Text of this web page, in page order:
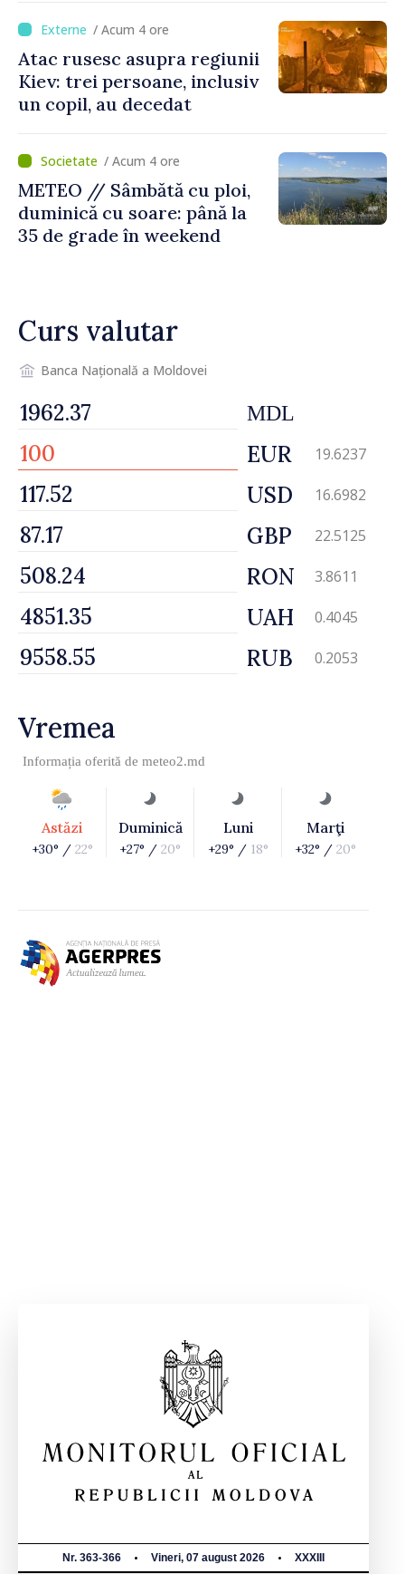
de țara de origine
/ Acum 4 ore
Atac rusesc asupra regiunii
Kiev: trei persoane, inclusiv
un copil, au decedat
/ Acum 4 ore
METEO // Sâmbătă cu ploi,
duminică cu soare: până la
35 de grade în weekend
Curs valutar
Banca Națională a Moldovei
MDL
EUR 19.6237
USD 16.6982
GBP 22.5125
RON 3.8611
UAH 0.4045
RUB 0.2053
Vremea
Informația oferită de meteo2.md
Astăzi
+30° / 22°
Duminică
+27° / 20°
Luni
+29° / 18°
Marţi
+32° / 20°
Nr. 363-366 Vineri, 07 august 2026 XXXIII